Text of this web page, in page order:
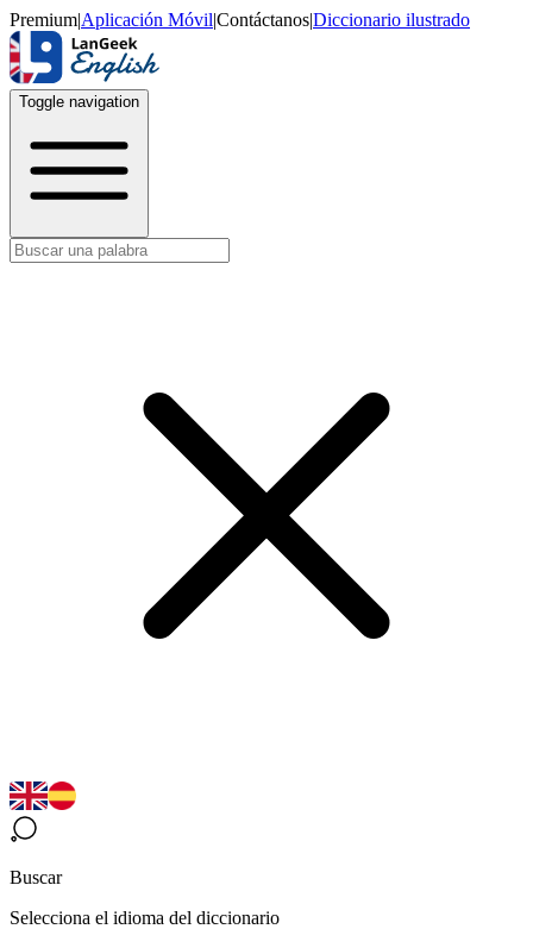
Premium|Aplicación Móvil|Contáctanos|Diccionario ilustrado
Toggle navigation
Buscar
Selecciona el idioma del diccionario